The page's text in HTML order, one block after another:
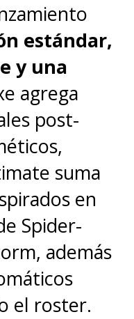
estándar,
y una
agrega
post-
suma
en
Spider-
además
el roster.